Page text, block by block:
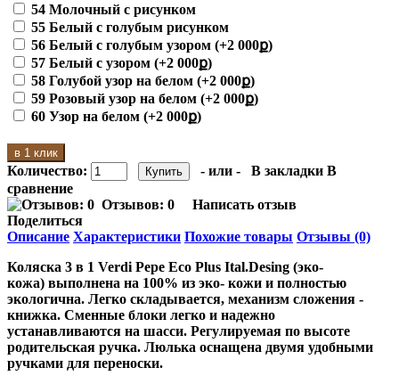
54 Молочный с рисунком
55 Белый с голубым рисунком
56 Белый с голубым узором (+2 000ք)
57 Белый с узором (+2 000ք)
58 Голубой узор на белом (+2 000ք)
59 Розовый узор на белом (+2 000ք)
60 Узор на белом (+2 000ք)
в 1 клик
Количество: - или - В закладки В
сравнение
Отзывов: 0
Написать отзыв
Поделиться
Описание Характеристики Похожие товары Отзывы (0)
Коляска 3 в 1 Verdi Pepe Eco Plus Ital.Desing (эко-
кожа) выполнена на 100% из эко- кожи и полностью
экологична. Легко складывается, механизм сложения -
книжка. Сменные блоки легко и надежно
устанавливаются на шасси. Регулируемая по высоте
родительская ручка. Люлька оснащена двумя удобными
ручками для переноски.